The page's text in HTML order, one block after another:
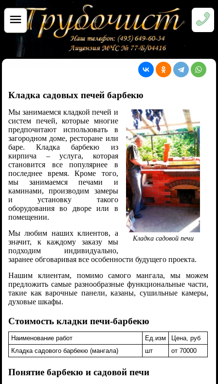
Кладка садовых печей барбекю
Кладка садовой печи
Мы занимаемся кладкой печей и
систем печей, которые многие
предпочитают использовать в
загородном доме, ресторане или
баре. Кладка барбекю из
кирпича – услуга, которая
становится все популярнее в
последнее время. Кроме того,
мы занимаемся печами и
каминами, производим замеры
и установку такого
оборудования во дворе или в
помещении.
Мы любим наших клиентов, а
значит, к каждому заказу мы
подходим индивидуально,
заранее обговаривая все особенности будущего проекта.
Нашим клиентам, помимо самого мангала, мы можем
предложить самые разнообразные функциональные части,
такие как варочные панели, казаны, сушильные камеры,
духовые шкафы.
Стоимость кладки печи-барбекю
Наименование работ Ед.изм
Цена, руб
Кладка садового барбекю (мангала)
шт от 70000
Понятие барбекю и садовой печи